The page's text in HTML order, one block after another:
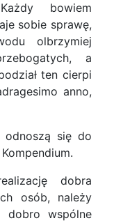
bowiem
sobie sprawę,
olbrzymiej
a
ten cierpi
anno,
odnoszą się do
dobra
osób, należy
dobro wspólne